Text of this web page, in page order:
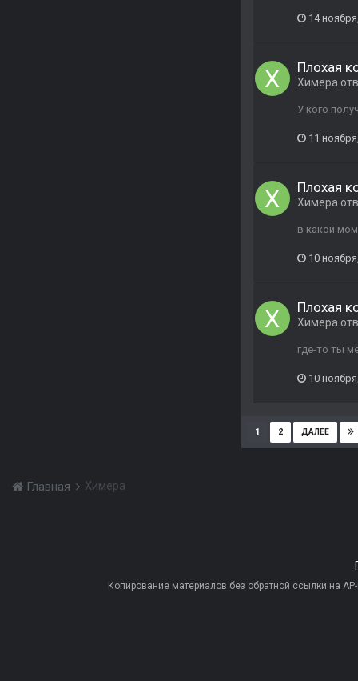
14
Плохая
Химера
У кого
11
Плохая
Химера
в какой
10
Плохая
Химера
где-то ты
10
1 2 ДАЛЕЕ
Главная Химера
Копирование материалов без обратной ссылки на